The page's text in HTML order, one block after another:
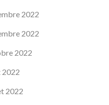
2022
2022
2022
2022
2022